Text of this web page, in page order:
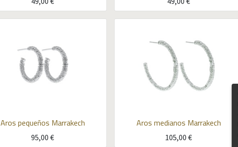
Aros pequeños Marrakech
95,00 €
Aros medianos Marrakech
105,00 €